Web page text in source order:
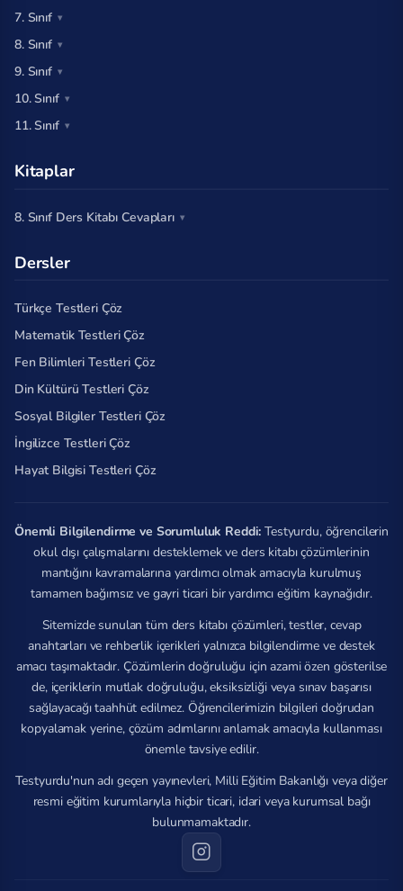
7. Sınıf
8. Sınıf
9. Sınıf
10. Sınıf
11. Sınıf
Kitaplar
8. Sınıf Ders Kitabı Cevapları
Dersler
Türkçe Testleri Çöz
Matematik Testleri Çöz
Fen Bilimleri Testleri Çöz
Din Kültürü Testleri Çöz
Sosyal Bilgiler Testleri Çöz
İngilizce Testleri Çöz
Hayat Bilgisi Testleri Çöz
Önemli Bilgilendirme ve Sorumluluk Reddi: Testyurdu, öğrencilerin
okul dışı çalışmalarını desteklemek ve ders kitabı çözümlerinin
mantığını kavramalarına yardımcı olmak amacıyla kurulmuş
tamamen bağımsız ve gayri ticari bir yardımcı eğitim kaynağıdır.
Sitemizde sunulan tüm ders kitabı çözümleri, testler, cevap
anahtarları ve rehberlik içerikleri yalnızca bilgilendirme ve destek
amacı taşımaktadır. Çözümlerin doğruluğu için azami özen gösterilse
de, içeriklerin mutlak doğruluğu, eksiksizliği veya sınav başarısı
sağlayacağı taahhüt edilmez. Öğrencilerimizin bilgileri doğrudan
kopyalamak yerine, çözüm adımlarını anlamak amacıyla kullanması
önemle tavsiye edilir.
Testyurdu'nun adı geçen yayınevleri, Milli Eğitim Bakanlığı veya diğer
resmi eğitim kurumlarıyla hiçbir ticari, idari veya kurumsal bağı
bulunmamaktadır.